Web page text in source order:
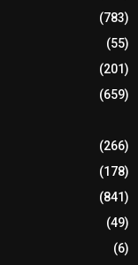
(783)
(55)
(201)
(659)
(266)
(178)
(841)
(49)
(6)